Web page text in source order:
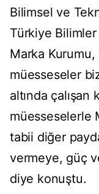
Bilimsel ve
Türkiye
Marka
müesseseler
altında çalışan
müesseselerle
tabii diğer
vermeye, güç
diye konuştu.